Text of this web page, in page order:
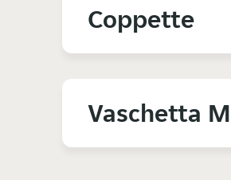
Coppette
Vaschetta